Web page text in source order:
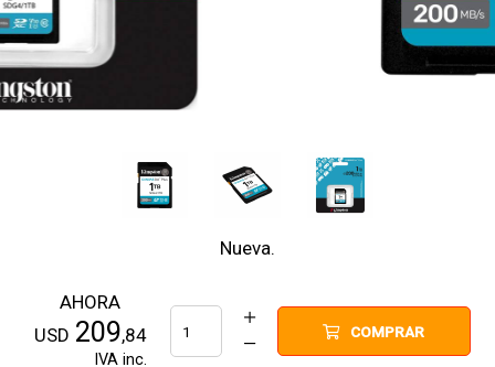
Nueva.
AHORA
USD 209,84
IVA inc.
COMPRAR